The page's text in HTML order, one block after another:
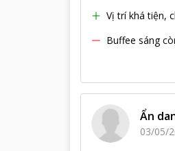
Vị trí khá tiện,
Buffee sáng
Ẩn
03/05/